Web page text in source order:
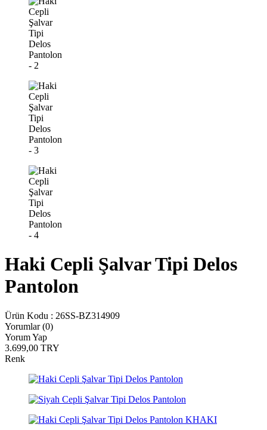
Haki Cepli Şalvar Tipi Delos
Pantolon
Ürün Kodu : 26SS-BZ314909
Yorumlar (0)
Yorum Yap
3.699,00 TRY
Renk